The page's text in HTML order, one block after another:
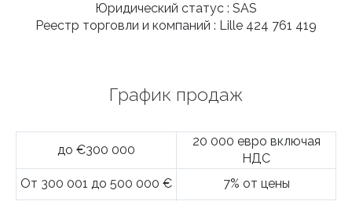
Юридический статус : SAS
Реестр торговли и компаний : Lille 424 761 419
График продаж
до €300 000
20 000 евро включая
НДС
От 300 001 до 500 000 €
7% от цены